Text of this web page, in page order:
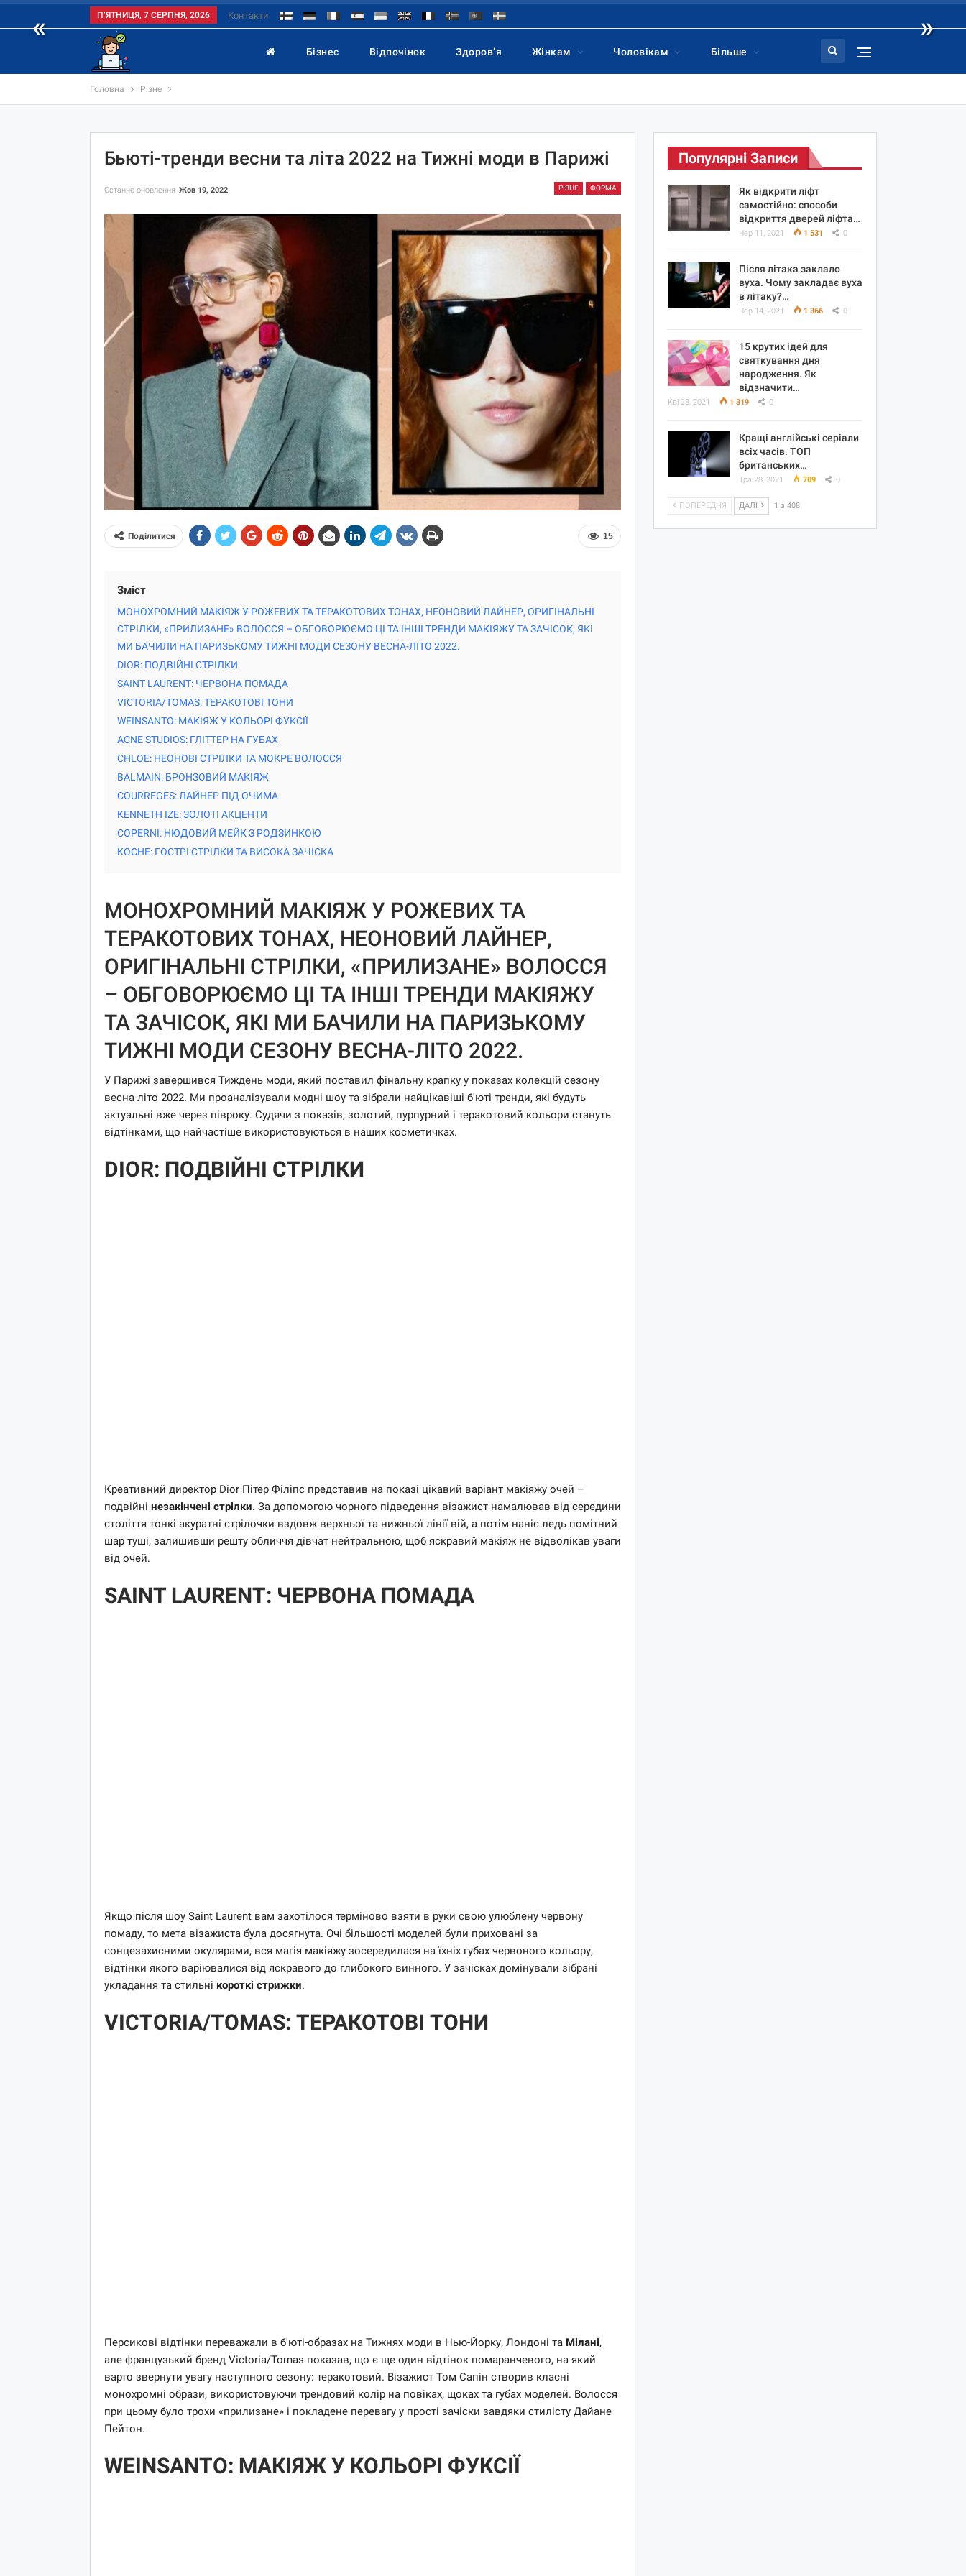
« »
П’ЯТНИЦЯ, 7 СЕРПНЯ, 2026 Контакти
Бізнес Відпочінок Здоров’я Жінкам Чоловікам Більше
Головна Різне
Бьюті-тренди весни та літа 2022 на Тижні моди в Парижі
РІЗНЕ ФОРМА
Останнє оновлення Жов 19, 2022
15
Поділитися
Зміст
МОНОХРОМНИЙ МАКІЯЖ У РОЖЕВИХ ТА ТЕРАКОТОВИХ ТОНАХ, НЕОНОВИЙ ЛАЙНЕР, ОРИГІНАЛЬНІ
СТРІЛКИ, «ПРИЛИЗАНЕ» ВОЛОССЯ – ОБГОВОРЮЄМО ЦІ ТА ІНШІ ТРЕНДИ МАКІЯЖУ ТА ЗАЧІСОК, ЯКІ
МИ БАЧИЛИ НА ПАРИЗЬКОМУ ТИЖНІ МОДИ СЕЗОНУ ВЕСНА-ЛІТО 2022.
DIOR: ПОДВІЙНІ СТРІЛКИ
SAINT LAURENT: ЧЕРВОНА ПОМАДА
VICTORIA/TOMAS: ТЕРАКОТОВІ ТОНИ
WEINSANTO: МАКІЯЖ У КОЛЬОРІ ФУКСІЇ
ACNE STUDIOS: ГЛІТТЕР НА ГУБАХ
CHLOE: НЕОНОВІ СТРІЛКИ ТА МОКРЕ ВОЛОССЯ
BALMAIN: БРОНЗОВИЙ МАКІЯЖ
COURREGES: ЛАЙНЕР ПІД ОЧИМА
KENNETH IZE: ЗОЛОТІ АКЦЕНТИ
COPERNI: НЮДОВИЙ МЕЙК З РОДЗИНКОЮ
KOCHE: ГОСТРІ СТРІЛКИ ТА ВИСОКА ЗАЧІСКА
МОНОХРОМНИЙ МАКІЯЖ У РОЖЕВИХ ТА
ТЕРАКОТОВИХ ТОНАХ, НЕОНОВИЙ ЛАЙНЕР,
ОРИГІНАЛЬНІ СТРІЛКИ, «ПРИЛИЗАНЕ» ВОЛОССЯ
– ОБГОВОРЮЄМО ЦІ ТА ІНШІ ТРЕНДИ МАКІЯЖУ
ТА ЗАЧІСОК, ЯКІ МИ БАЧИЛИ НА ПАРИЗЬКОМУ
ТИЖНІ МОДИ СЕЗОНУ ВЕСНА-ЛІТО 2022.
У Парижі завершився Тиждень моди, який поставил фінальну крапку у показах колекцій сезону
весна-літо 2022. Ми проаналізували модні шоу та зібрали найцікавіші б'юті-тренди, які будуть
актуальні вже через півроку. Судячи з показів, золотий, пурпурний і теракотовий кольори стануть
відтінками, що найчастіше використовуються в наших косметичках.
DIOR: ПОДВІЙНІ СТРІЛКИ
Креативний директор Dior Пітер Філіпс представив на показі цікавий варіант макіяжу очей –
подвійні незакінчені стрілки. За допомогою чорного підведення візажист намалював від середини
століття тонкі акуратні стрілочки вздовж верхньої та нижньої лінії вій, а потім наніс ледь помітний
шар туші, залишивши решту обличчя дівчат нейтральною, щоб яскравий макіяж не відволікав уваги
від очей.
SAINT LAURENT: ЧЕРВОНА ПОМАДА
Якщо після шоу Saint Laurent вам захотілося терміново взяти в руки свою улюблену червону
помаду, то мета візажиста була досягнута. Очі більшості моделей були приховані за
сонцезахисними окулярами, вся магія макіяжу зосередилася на їхніх губах червоного кольору,
відтінки якого варіювалися від яскравого до глибокого винного. У зачісках домінували зібрані
укладання та стильні короткі стрижки.
VICTORIA/TOMAS: ТЕРАКОТОВІ ТОНИ
Персикові відтінки переважали в б'юті-образах на Тижнях моди в Нью-Йорку, Лондоні та Мілані,
але французький бренд Victoria/Tomas показав, що є ще один відтінок помаранчевого, на який
варто звернути увагу наступного сезону: теракотовий. Візажист Том Сапін створив класні
монохромні образи, використовуючи трендовий колір на повіках, щоках та губах моделей. Волосся
при цьому було трохи «прилизане» і покладене перевагу у прості зачіски завдяки стилісту Дайане
Пейтон.
WEINSANTO: МАКІЯЖ У КОЛЬОРІ ФУКСІЇ
Популярні Записи
Як відкрити ліфт
самостійно: способи
відкриття дверей ліфта…
Чер 11, 2021 1 531 0
Після літака заклало
вуха. Чому закладає вуха
в літаку?…
Чер 14, 2021 1 366 0
15 крутих ідей для
святкування дня
народження. Як
відзначити…
Кві 28, 2021 1 319 0
Кращі англійські серіали
всіх часів. ТОП
британських…
Тра 28, 2021 709 0
ПОПЕРЕДНЯ ДАЛІ 1 з 408